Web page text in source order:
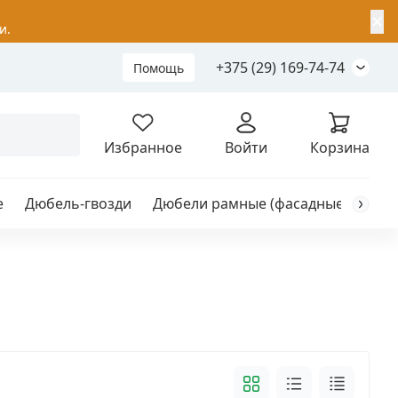
Помощь +375 (29) 169-74-74
Избранное Войти Корзина
Дюбель-гвозди Дюбели рамные (фасадные)